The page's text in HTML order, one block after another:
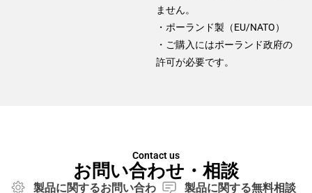
ません。
・ポーランド製（EU/NATO）
・ご購入にはポーランド政府の
許可が必要です。
Contact us
お問い合わせ・相談
製品に関するお問い合わ
製品に関する無料相談